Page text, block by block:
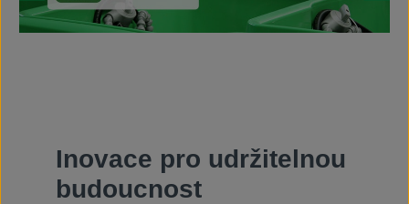
Inovace pro udržitelnou
budoucnost